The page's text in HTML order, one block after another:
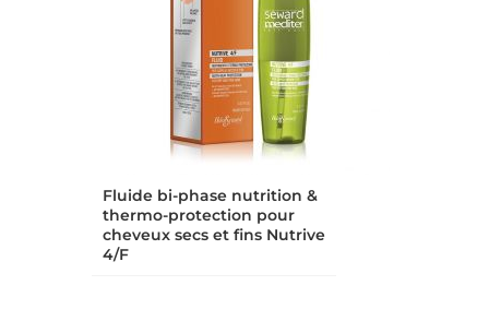
Fluide bi-phase nutrition &
thermo-protection pour
cheveux secs et fins Nutrive
4/F